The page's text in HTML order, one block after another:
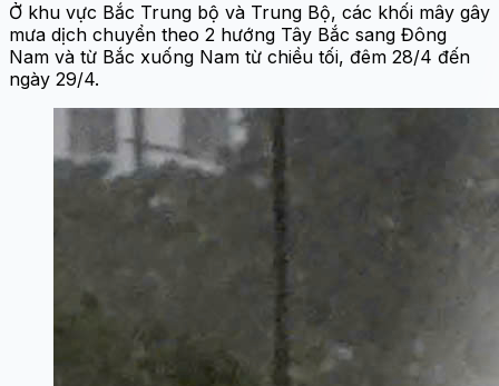
Ở khu vực Bắc Trung bộ và Trung Bộ, các khối mây gây
mưa dịch chuyển theo 2 hướng Tây Bắc sang Đông
Nam và từ Bắc xuống Nam từ chiều tối, đêm 28/4 đến
ngày 29/4.